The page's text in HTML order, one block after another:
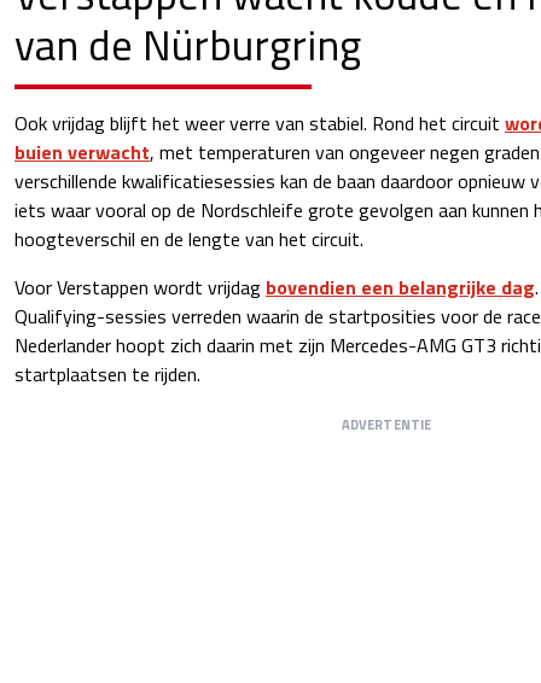
van de Nürburgring
Ook vrijdag blijft het weer verre van stabiel. Rond het circuit
buien verwacht, met temperaturen van ongeveer negen
verschillende kwalificatiesessies kan de baan daardoor opnieuw
iets waar vooral op de Nordschleife grote gevolgen aan kunnen
hoogteverschil en de lengte van het circuit.
Voor Verstappen wordt vrijdag bovendien een belangrijke dag
Qualifying-sessies verreden waarin de startposities voor de
Nederlander hoopt zich daarin met zijn Mercedes-AMG GT3
startplaatsen te rijden.
ADVERTENTIE